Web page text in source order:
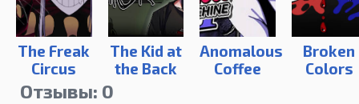
The Freak
Circus
The Kid at
the Back
Anomalous
Coffee
Broken
Colors
Отзывы: 0